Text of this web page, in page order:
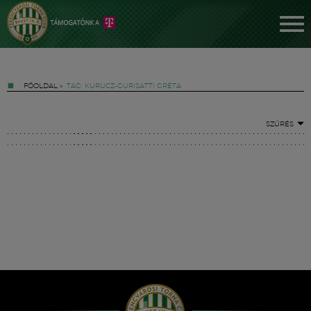
FŐOLDAL » TAG: KURUCZ-GURISATTI GRÉTA
SZŰRÉS
Hírek